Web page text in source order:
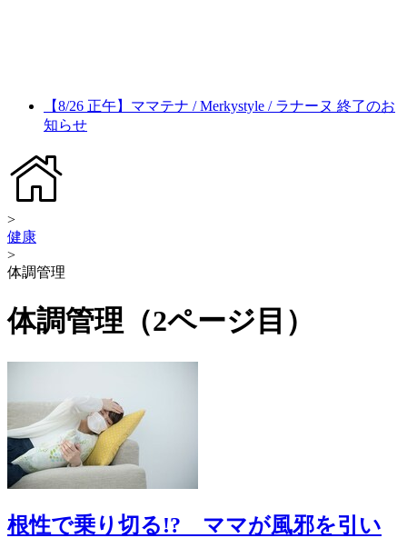
【8/26 正午】ママテナ / Merkystyle / ラナーヌ 終了のお
知らせ
>
健康
>
体調管理
体調管理（2ページ目）
根性で乗り切る!? ママが風邪を引い